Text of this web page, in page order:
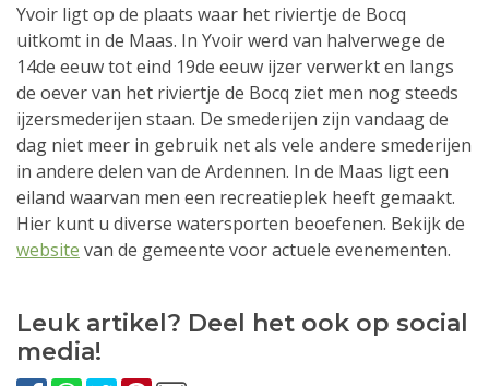
Yvoir ligt op de plaats waar het riviertje de Bocq
uitkomt in de Maas. In Yvoir werd van halverwege de
14de eeuw tot eind 19de eeuw ijzer verwerkt en langs
de oever van het riviertje de Bocq ziet men nog steeds
ijzersmederijen staan. De smederijen zijn vandaag de
dag niet meer in gebruik net als vele andere smederijen
in andere delen van de Ardennen. In de Maas ligt een
eiland waarvan men een recreatieplek heeft gemaakt.
Hier kunt u diverse watersporten beoefenen. Bekijk de
website van de gemeente voor actuele evenementen.
Leuk artikel? Deel het ook op social
media!